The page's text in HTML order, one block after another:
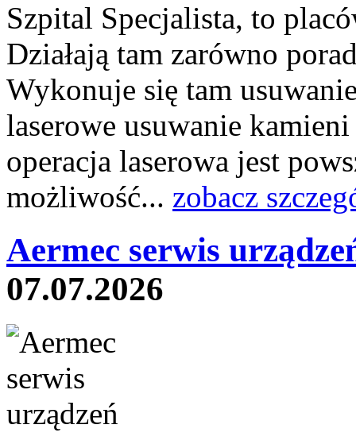
Szpital Specjalista, to
Działają tam zarówno
Wykonuje się tam
laserowe usuwanie
operacja laserowa jest
możliwość... zobacz
Aermec serwis
07.07.2026